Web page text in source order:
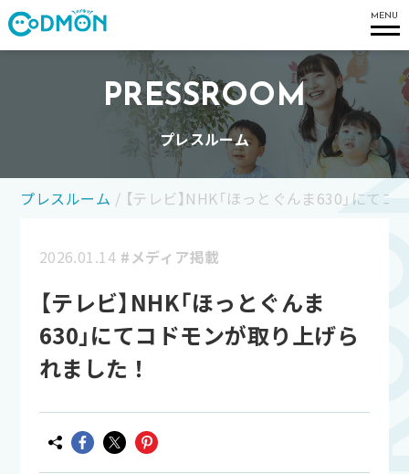
MENU
PRESSROOM
プレスルーム
プレスルーム / 【テレビ】NHK「ほっとぐんま630」にて
2026.01.14 #メディア掲載
【テレビ】NHK「ほっとぐんま
630」にてコドモンが取り上げら
れました！